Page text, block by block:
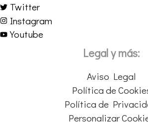
Twitter
Instagram
Youtube
Legal y más:
Aviso Legal
Política de
Política de
Personalizar